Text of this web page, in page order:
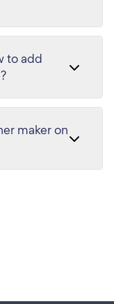
to add
maker on